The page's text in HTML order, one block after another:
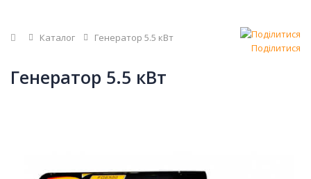
Головна
Каталог
Генератор 5.5 кВт
Поділитися
Генератор 5.5 кВт